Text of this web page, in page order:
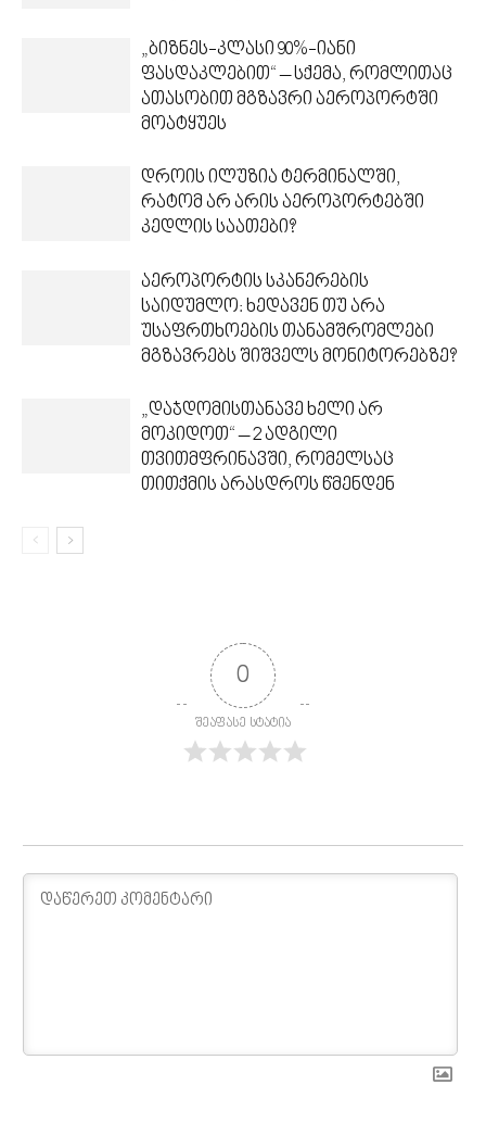
„ბიზნეს-კლასი 90%-იანი
ფასდაკლებით“ – სქემა, რომლითაც
ათასობით მგზავრი აეროპორტში
მოატყუეს
დროის ილუზია ტერმინალში,
რატომ არ არის აეროპორტებში
კედლის საათები?
აეროპორტის სკანერების
საიდუმლო: ხედავენ თუ არა
უსაფრთხოების თანამშრომლები
მგზავრებს შიშველს მონიტორებზე?
„დაჯდომისთანავე ხელი არ
მოკიდოთ“ – 2 ადგილი
თვითმფრინავში, რომელსაც
თითქმის არასდროს წმენდენ
0
შეაფასე სტატია